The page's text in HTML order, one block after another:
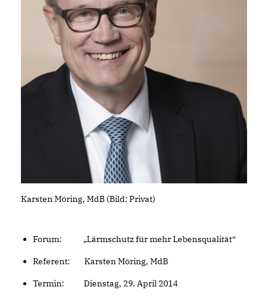
Karsten Möring, MdB (Bild: Privat)
Forum: „Lärmschutz für mehr Lebensqualität“
Referent: Karsten Möring, MdB
Termin: Dienstag, 29. April 2014